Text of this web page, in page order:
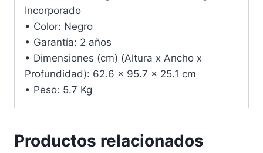
Incorporado
• Color: Negro
• Garantía: 2 años
• Dimensiones (cm) (Altura x Ancho x
Profundidad): 62.6 x 95.7 x 25.1 cm
• Peso: 5.7 Kg
Productos relacionados